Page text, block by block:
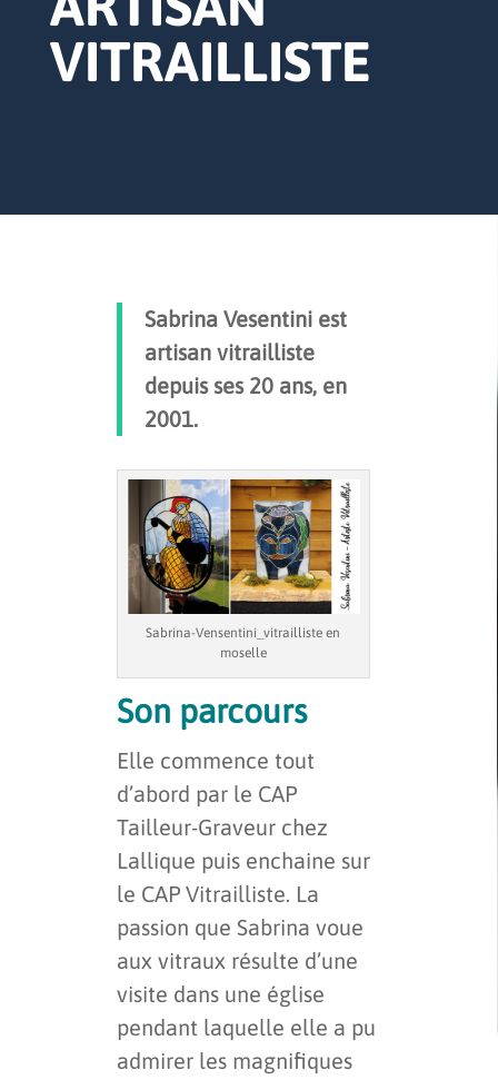
VITRAILLISTE
Sabrina Vesentini est
artisan vitrailliste
depuis ses 20 ans, en
2001.
Sabrina-Vensentini_vitrailliste en
moselle
Son parcours
Elle commence tout
d’abord par le CAP
Tailleur-Graveur chez
Lallique puis enchaine sur
le CAP Vitrailliste. La
passion que Sabrina voue
aux vitraux résulte d’une
visite dans une église
pendant laquelle elle a pu
admirer les magnifiques